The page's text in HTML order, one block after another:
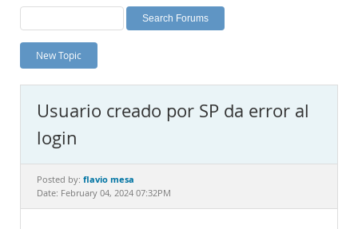
Labs
Planet MySQL
News and Events
MySQL.com
Downloads
Documentation
New Topic
Usuario creado por SP da error al
login
Posted by: flavio mesa
Date: February 04, 2024 07:32PM